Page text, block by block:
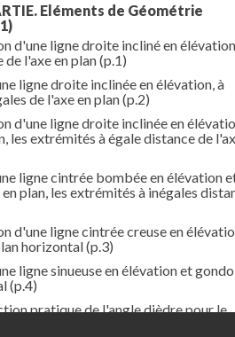
Eléments de Géométrie
d'une ligne droite incliné en
de l'axe en plan(p.1)
ligne droite inclinée en élévation, à
de l'axe en plan(p.2)
d'une ligne droite inclinée en
les extrémités à égale distance de
ligne cintrée bombée en élévation
plan, les extrémités à inégales
d'une ligne cintrée creuse en
horizontal(p.3)
ligne sinueuse en élévation et
(p.4)
pratique de l'angle dièdre pour le